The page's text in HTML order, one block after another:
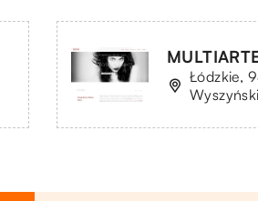
Łódzkie,